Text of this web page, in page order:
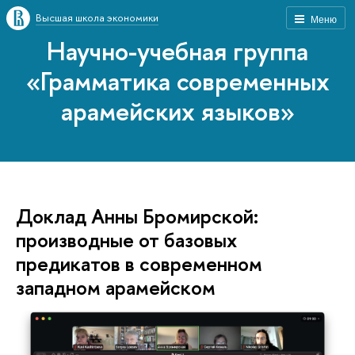
Меню
Высшая школа экономики
Научно-учебная группа
«Грамматика современных
арамейских языков»
Доклад Анны Бромирской:
производные от базовых
предикатов в современном
западном арамейском